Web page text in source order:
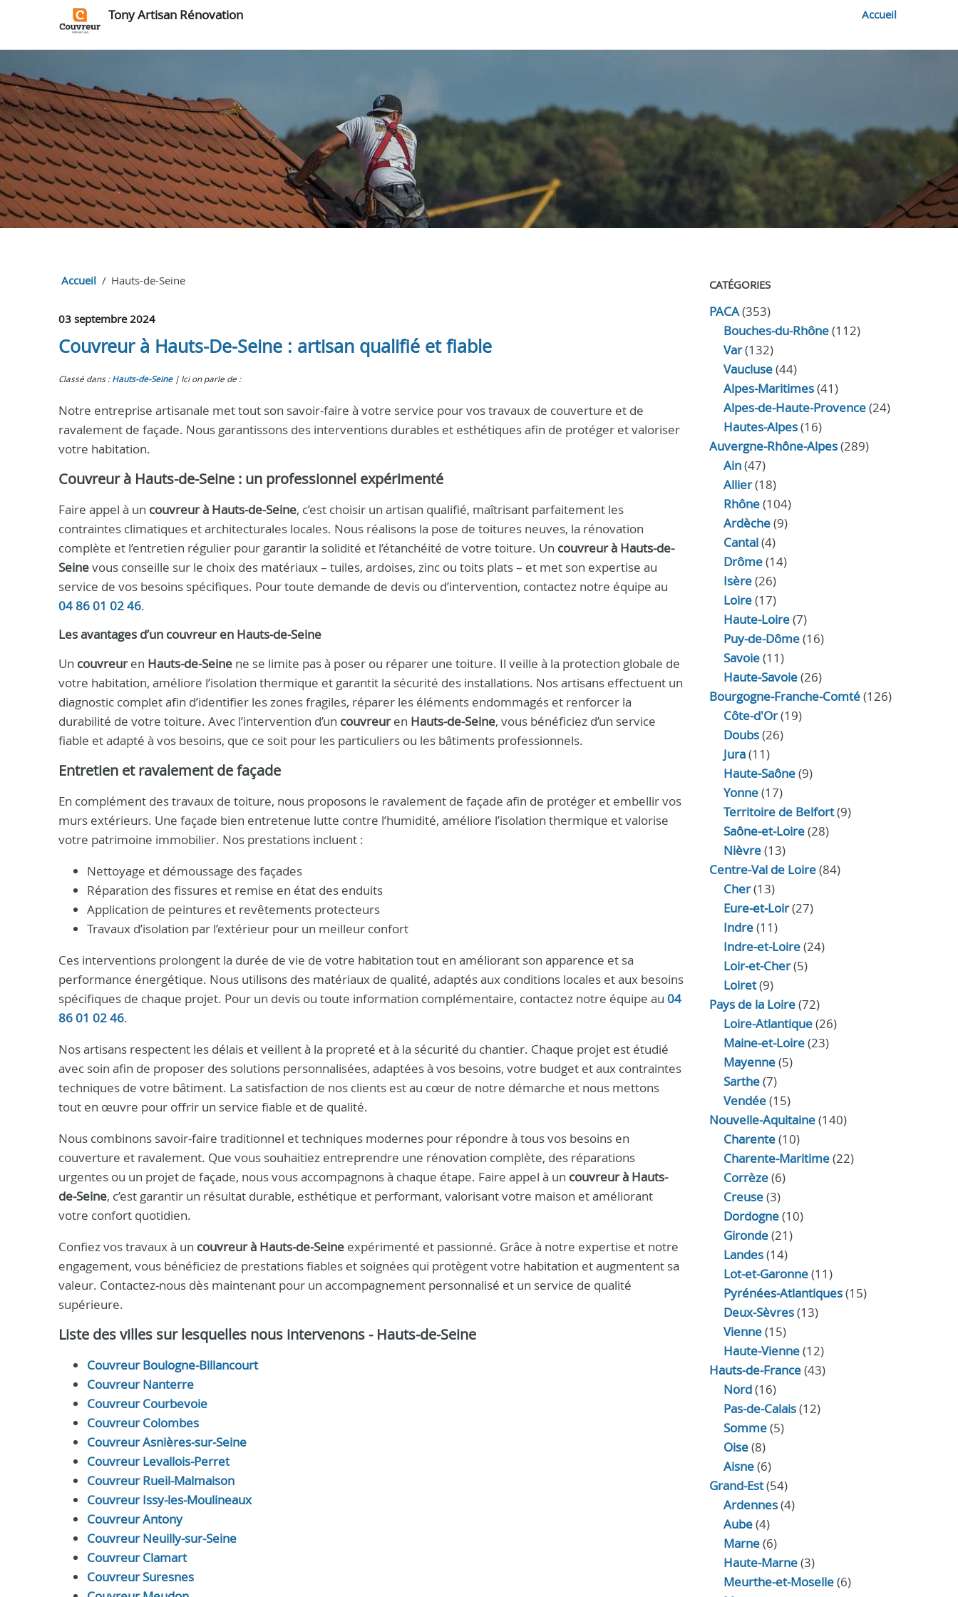
Tony Artisan Rénovation Accueil
Accueil Hauts-de-Seine
03 septembre 2024
Couvreur à Hauts-De-Seine : artisan qualifié et fiable
Classé dans : Hauts-de-Seine Ici on parle de :
Notre entreprise artisanale met tout son savoir-faire à votre service pour vos travaux de couverture et de
ravalement de façade. Nous garantissons des interventions durables et esthétiques afin de protéger et valoriser
votre habitation.
Couvreur à Hauts-de-Seine : un professionnel expérimenté
Faire appel à un couvreur à Hauts-de-Seine, c’est choisir un artisan qualifié, maîtrisant parfaitement les
contraintes climatiques et architecturales locales. Nous réalisons la pose de toitures neuves, la rénovation
complète et l’entretien régulier pour garantir la solidité et l’étanchéité de votre toiture. Un couvreur à Hauts-de-
Seinevous conseille sur le choix des matériaux – tuiles, ardoises, zinc ou toits plats – et met son expertise au
service de vos besoins spécifiques. Pour toute demande de devis ou d’intervention, contactez notre équipe au
04 86 01 02 46.
Les avantages d’un couvreuren Hauts-de-Seine
Un couvreuren Hauts-de-Seine ne se limite pas à poser ou réparer une toiture. Il veille à la protection globale de
votre habitation, améliore l’isolation thermique et garantit la sécurité des installations. Nos artisans effectuent un
diagnostic complet afin d’identifier les zones fragiles, réparer les éléments endommagés et renforcer la
durabilité de votre toiture. Avec l’intervention d’un couvreuren Hauts-de-Seine, vous bénéficiez d’un service
fiable et adapté à vos besoins, que ce soit pour les particuliers ou les bâtiments professionnels.
Entretien et ravalement de façade
En complément des travaux de toiture, nous proposons le ravalement de façade afin de protéger et embellir vos
murs extérieurs. Une façade bien entretenue lutte contre l’humidité, améliore l’isolation thermique et valorise
votre patrimoine immobilier. Nos prestations incluent :
Nettoyage et démoussage des façades
Réparation des fissures et remise en état des enduits
Application de peintures et revêtements protecteurs
Travaux d’isolation par l’extérieur pour un meilleur confort
Ces interventions prolongent la durée de vie de votre habitation tout en améliorant son apparence et sa
performance énergétique. Nous utilisons des matériaux de qualité, adaptés aux conditions locales et aux besoins
spécifiques de chaque projet. Pour un devis ou toute information complémentaire, contactez notre équipe au 04
86 01 02 46.
Nos artisans respectent les délais et veillent à la propreté et à la sécurité du chantier. Chaque projet est étudié
avec soin afin de proposer des solutions personnalisées, adaptées à vos besoins, votre budget et aux contraintes
techniques de votre bâtiment. La satisfaction de nos clients est au cœur de notre démarche et nous mettons
tout en œuvre pour offrir un service fiable et de qualité.
Nous combinons savoir-faire traditionnel et techniques modernes pour répondre à tous vos besoins en
couverture et ravalement. Que vous souhaitiez entreprendre une rénovation complète, des réparations
urgentes ou un projet de façade, nous vous accompagnons à chaque étape. Faire appel à un couvreur à Hauts-
de-Seine, c’est garantir un résultat durable, esthétique et performant, valorisant votre maison et améliorant
votre confort quotidien.
Confiez vos travaux à un couvreur à Hauts-de-Seine expérimenté et passionné. Grâce à notre expertise et notre
engagement, vous bénéficiez de prestations fiables et soignées qui protègent votre habitation et augmentent sa
valeur. Contactez-nous dès maintenant pour un accompagnement personnalisé et un service de qualité
supérieure.
Liste des villes sur lesquelles nous intervenons - Hauts-de-Seine
Couvreur Boulogne-Billancourt
Couvreur Nanterre
Couvreur Courbevoie
Couvreur Colombes
Couvreur Asnières-sur-Seine
Couvreur Levallois-Perret
Couvreur Rueil-Malmaison
Couvreur Issy-les-Moulineaux
Couvreur Antony
Couvreur Neuilly-sur-Seine
Couvreur Clamart
Couvreur Suresnes
CATÉGORIES
PACA(353)
Bouches-du-Rhône(112)
Var(132)
Vaucluse(44)
Alpes-Maritimes(41)
Alpes-de-Haute-Provence(24)
Hautes-Alpes(16)
Auvergne-Rhône-Alpes(289)
Ain(47)
Allier(18)
Rhône(104)
Ardèche(9)
Cantal(4)
Drôme(14)
Isère(26)
Loire(17)
Haute-Loire(7)
Puy-de-Dôme(16)
Savoie(11)
Haute-Savoie(26)
Bourgogne-Franche-Comté(126)
Côte-d'Or(19)
Doubs(26)
Jura(11)
Haute‑Saône(9)
Yonne(17)
Territoire de Belfort(9)
Saône-et-Loire(28)
Nièvre(13)
Centre-Val de Loire(84)
Cher(13)
Eure‑et‑Loir(27)
Indre(11)
Indre‑et‑Loire(24)
Loir‑et‑Cher(5)
Loiret(9)
Pays de la Loire(72)
Loire-Atlantique(26)
Maine-et-Loire(23)
Mayenne(5)
Sarthe(7)
Vendée(15)
Nouvelle-Aquitaine(140)
Charente(10)
Charente-Maritime(22)
Corrèze(6)
Creuse(3)
Dordogne(10)
Gironde(21)
Landes(14)
Lot-et-Garonne(11)
Pyrénées-Atlantiques(15)
Deux-Sèvres(13)
Vienne(15)
Haute-Vienne(12)
Hauts-de-France(43)
Nord(16)
Pas-de-Calais(12)
Somme(5)
Oise(8)
Aisne(6)
Grand-Est(54)
Ardennes(4)
Aube(4)
Marne(6)
Haute-Marne(3)
Meurthe-et-Moselle(6)